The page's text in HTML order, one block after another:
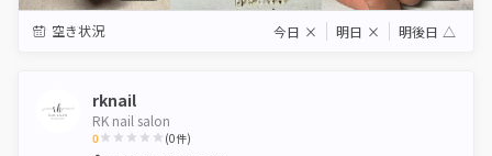
空き状況 今日 × 明日 × 明後日 △
rknail
RK nail salon
0 (0件)